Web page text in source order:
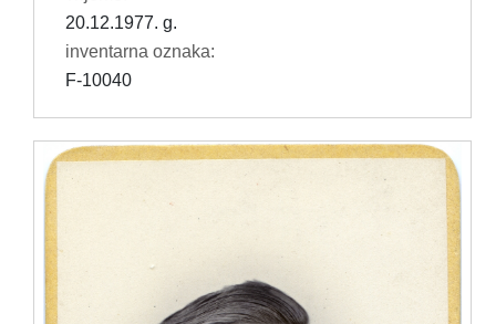
20.12.1977. g.
inventarna oznaka:
F-10040